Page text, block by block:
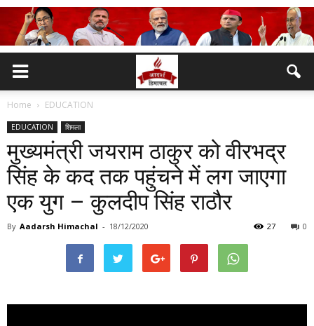
Home EDUCATION
EDUCATION शिमला
मुख्यमंत्री जयराम ठाकुर को वीरभद्र
सिंह के कद तक पहुंचने में लग जाएगा
एक युग – कुलदीप सिंह राठौर
By Aadarsh Himachal - 18/12/2020 0
27